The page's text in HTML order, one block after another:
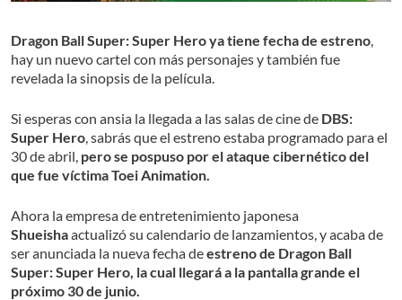
Dragon Ball Super: Super Hero ya tiene fecha de estreno,
hay un nuevo cartel con más personajes y también fue
revelada la sinopsis de la película.
Si esperas con ansia la llegada a las salas de cine de DBS:
Super Hero, sabrás que el estreno estaba programado para el
30 de abril, pero se pospuso por el ataque cibernético del
que fue víctima Toei Animation.
Ahora la empresa de entretenimiento japonesa
Shueishaactualizó su calendario de lanzamientos, y acaba de
ser anunciada la nueva fecha deestreno de Dragon Ball
Super: Super Hero, la cual llegará a la pantalla grande el
próximo 30 de junio.